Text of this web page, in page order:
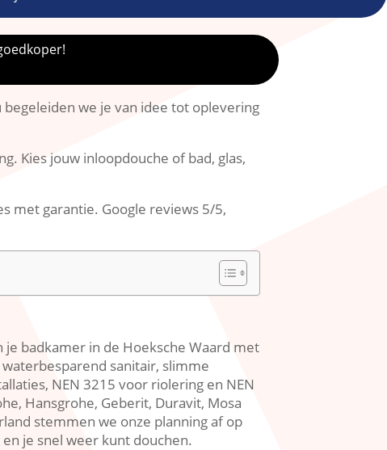
we je van idee tot oplevering
Kies jouw inloopdouche of bad, glas,
met garantie.​ Google reviews 5/5,
badkamer in de Hoeksche Waard met
sanitair, slimme
NEN 3215 voor riolering en NEN
Hansgrohe, Geberit, Duravit, Mosa
stemmen we onze planning af op
je snel weer kunt douchen.​